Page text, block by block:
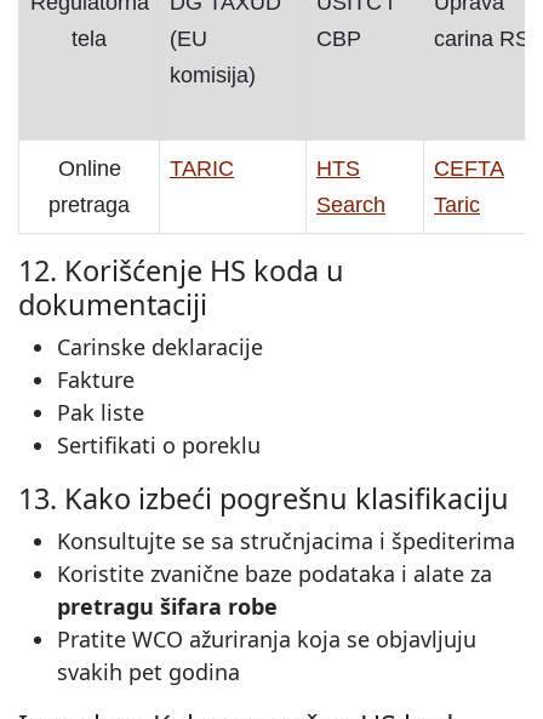
tela
(EU
komisija)
CBP
carina RS
Online
pretraga
TARIC
HTS
Search
CEFTA
Taric
12. Korišćenje HS koda u
dokumentaciji
Carinske deklaracije
Fakture
Pak liste
Sertifikati o poreklu
13. Kako izbeći pogrešnu klasifikaciju
Konsultujte se sa stručnjacima i špediterima
Koristite zvanične baze podataka i alate za
pretragu šifara robe
Pratite WCO ažuriranja koja se objavljuju
svakih pet godina